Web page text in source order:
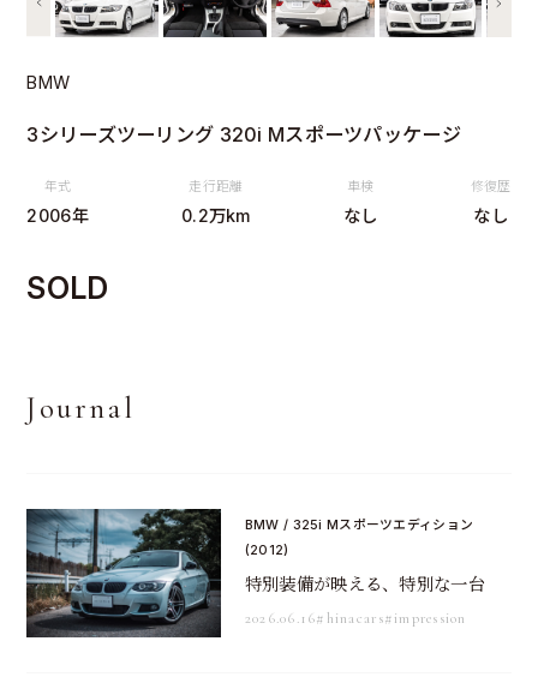
BMW
3シリーズツーリング 320i Mスポーツパッケージ
年式
2006年
走行距離
0.2万km
車検
なし
修復歴
なし
SOLD
Journal
BMW / 325i Mスポーツエディション
(2012)
特別装備が映える、特別な一台
2026.06.16#hinacars#impression